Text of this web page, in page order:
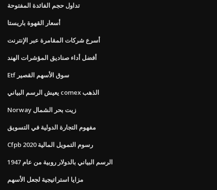
تداول حجم الفائدة المفتوحة
أسعار القهوة باريستا
أسرع شركات المقامرة عبر الإنترنت
أفضل أداء صناديق المؤشرات الهند
Etf سوق الأسهم القصير
يعيش الرسم البياني comex الذهب
Norway زيت بحر الشمال
مفهوم التجارة الدولية في التسويق
Cfpb رسوم التمويل المالية 2020
الرسم البياني بالدولار روبية من عام 1947
مزايا استراتيجية لجعل الأسهم